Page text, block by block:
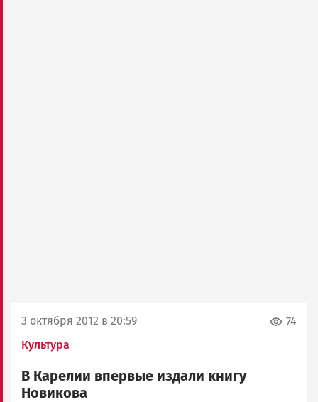
3 октября 2012 в 20:59
Культура
74
В Карелии впервые издали книгу
Новикова